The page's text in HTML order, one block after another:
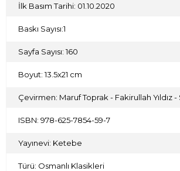
İbnü’l-Arabî tercümanı ve İbnü’l-Fârıd şarihi
paylaşmanın haklı gururunu yaşıyoruz.
İlk Basım Tarihi: 01.10.2020
Baskı Sayısı:1
Sayfa Sayısı: 160
Boyut: 13.5x21 cm
Çevirmen: Maruf Toprak - Fakirullah Yıldız
ISBN: 978-625-7854-59-7
Yayınevi: Ketebe
Türü: Osmanlı Klasikleri